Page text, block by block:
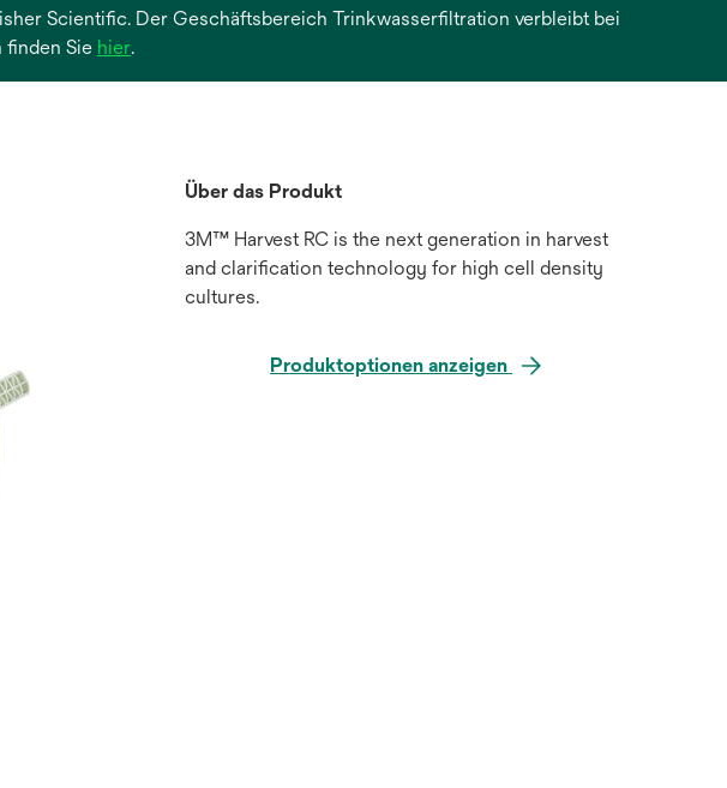
Scientific. Der Geschäftsbereich Trinkwasserfiltration verbleibt bei
finden Sie hierwird
geöffnet
.
Über das Produkt
3M™ Harvest RC is the next generation in harvest
and clarification technology for high cell density
cultures.
Produktoptionen anzeigen